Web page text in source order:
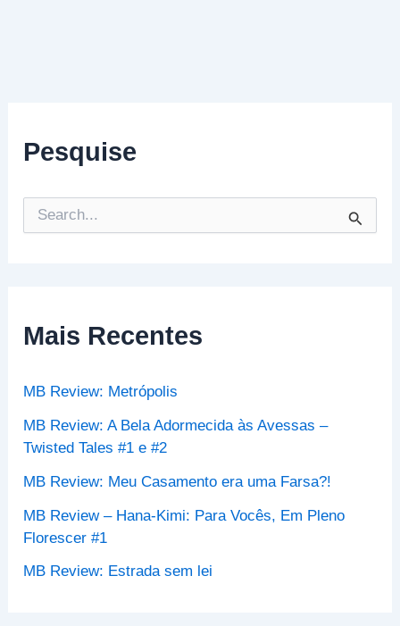
Pesquise
e
a
o
:
Mais Recentes
MB Review: Metrópolis
MB Review: A Bela Adormecida às Avessas –
Twisted Tales #1 e #2
MB Review: Meu Casamento era uma Farsa?!
MB Review – Hana-Kimi: Para Vocês, Em Pleno
Florescer #1
MB Review: Estrada sem lei